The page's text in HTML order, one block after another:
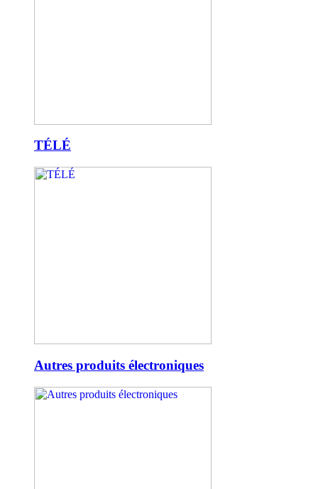
TÉLÉ
Autres produits électroniques